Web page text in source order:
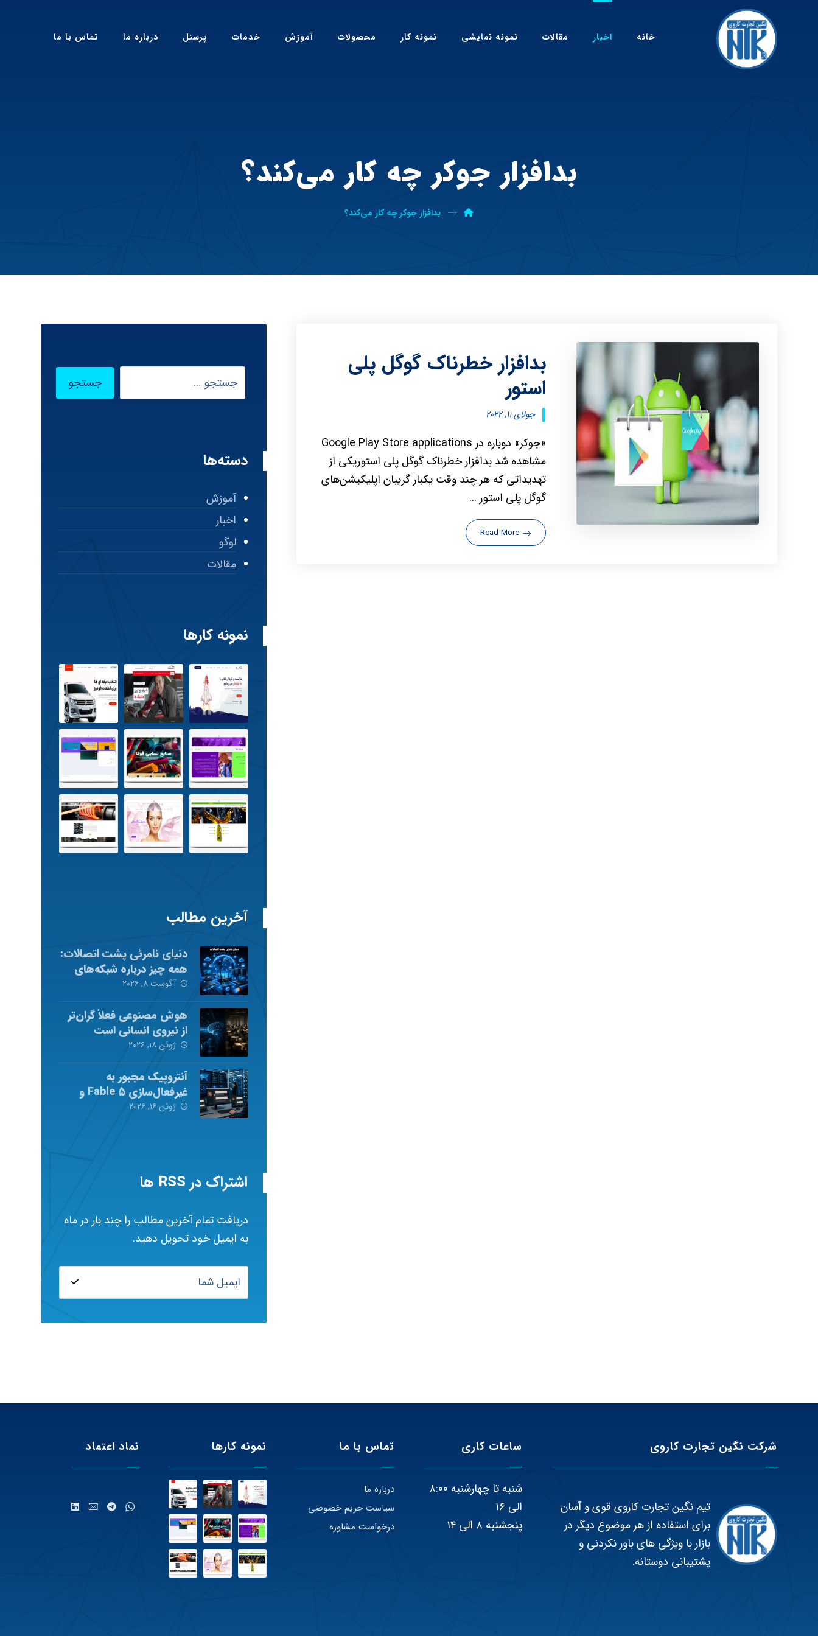
خانه اخبار مقالات نمونه نمایشی نمونه کار محصولات آموزش خدمات پرسنل درباره ما تماس با ما
بدافزار جوکر چه کار می‌کند؟
بدافزار جوکر چه کار می‌کند؟
بدافزار خطرناک گوگل پلی
استور
جولای ۱۱, ۲۰۲۲
«جوکر» دوباره در Google Play Store applications
مشاهده شد بدافزار خطرناک گوگل پلی استوریکی از
تهدیداتی که هر چند وقت یکبار گریبان اپلیکیشن‌های
گوگل پلی استور ...
Read More
دسته‌ها
آموزش
اخبار
لوگو
مقالات
نمونه کارها
آخرین مطالب
دنیای نامرئی پشت اتصالات:
همه چیز درباره شبکه‌های
کامپیوتری
آگوست ۸, ۲۰۲۶
هوش مصنوعی فعلاً گران‌تر
از نیروی انسانی است
ژوئن ۱۸, ۲۰۲۶
آنتروپیک مجبور به
غیرفعال‌سازی Fable ۵ و
Mythos ۵ شد
ژوئن ۱۶, ۲۰۲۶
اشتراک در RSS ها
دریافت تمام آخرین مطالب را چند بار در ماه
به ایمیل خود تحویل دهید.
شرکت نگین تجارت کاروی
تیم نگین تجارت کاروی قوی و آسان
برای استفاده از هر موضوع دیگر در
بازار با ویژگی های باور نکردنی و
پشتیبانی دوستانه.
ساعات کاری
شنبه تا چهارشنبه ۸:۰۰
الی ۱۶
پنجشنبه ۸ الی ۱۴
تماس با ما
درباره ما
سیاست حریم خصوصی
درخواست مشاوره
نمونه کارها نماد اعتماد